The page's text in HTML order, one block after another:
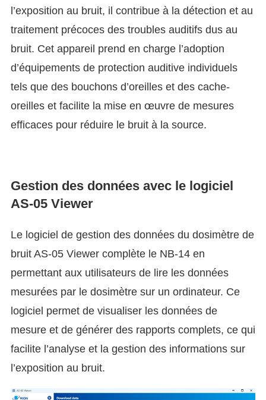
l’exposition au bruit, il contribue à la détection et au
traitement précoces des troubles auditifs dus au
bruit. Cet appareil prend en charge l’adoption
d’équipements de protection auditive individuels
tels que des bouchons d’oreilles et des cache-
oreilles et facilite la mise en œuvre de mesures
efficaces pour réduire le bruit à la source.
Gestion des données avec le logiciel
AS-05 Viewer
Le logiciel de gestion des données du dosimètre de
bruit AS-05 Viewer complète le NB-14 en
permettant aux utilisateurs de lire les données
mesurées par le dosimètre sur un ordinateur. Ce
logiciel permet de visualiser les données de
mesure et de générer des rapports complets, ce qui
facilite l’analyse et la gestion des informations sur
l’exposition au bruit.